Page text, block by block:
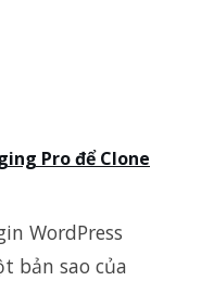
Pro để Clone
WordPress
bản sao của